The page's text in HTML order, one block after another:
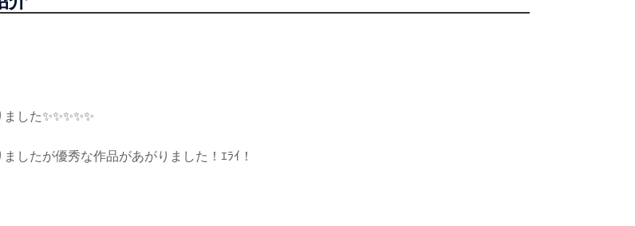
した✨✨✨✨✨
したが優秀な作品があがりました！ｴﾗｲ！